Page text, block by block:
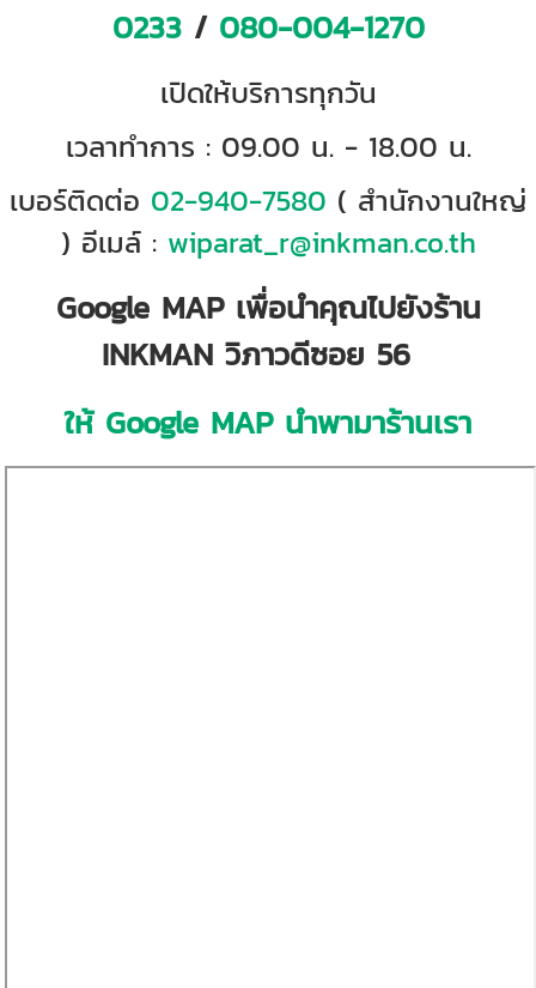
0233/ 080-004-1270
เปิดให้บริการทุกวัน
เวลาทำการ : 09.00 น. - 18.00 น.
เบอร์ติดต่อ 02-940-7580 ( สำนักงานใหญ่
) อีเมล์ : wiparat_r@inkman.co.th
Google MAP เพื่อนำคุณไปยังร้าน
INKMAN วิภาวดีซอย 56
ให้ Google MAP นำพามาร้านเรา